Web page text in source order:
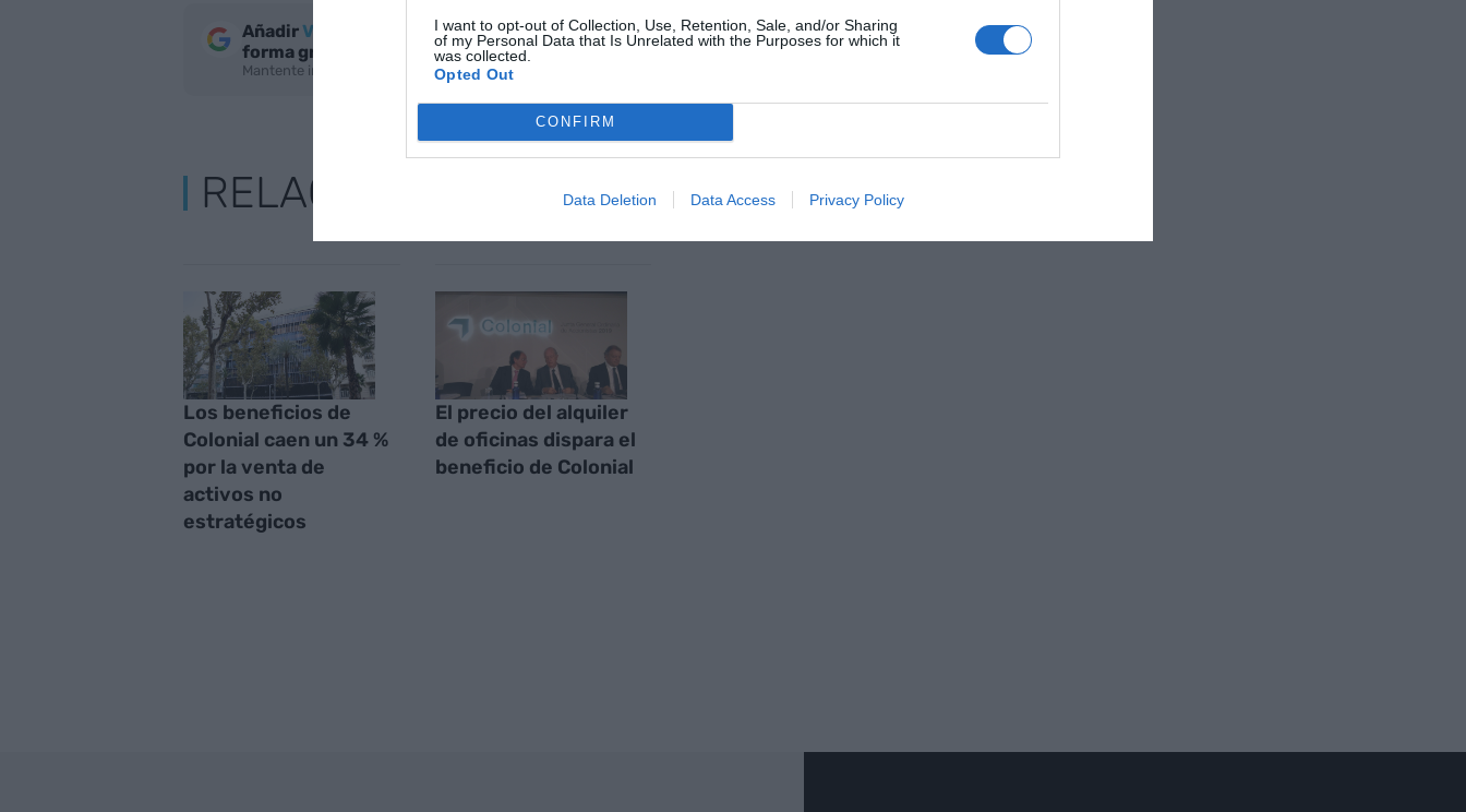
I want to opt-out of Collection, Use, Retention, Sale, and/or Sharing
of my Personal Data that Is Unrelated with the Purposes for which it
was collected.
Opted Out
CONFIRM
Data Deletion Data Access Privacy Policy
AñadirVIA Empresa
como fuente preferida de Google de
forma gratuita
Mantente informado con las últimas noticias de actualidad
ACTIVAR AHORA
RELACIONADAS
Los beneficios de
Colonial caen un 34 %
por la venta de
activos no
estratégicos
El precio del alquiler
de oficinas dispara el
beneficio de Colonial